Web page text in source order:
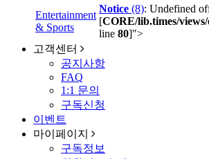
Entertainment
& Sports
Notice (8): Undefined
[CORE/lib.times/
line 80]">
고객센터
공지사항
FAQ
1:1 문의
구독신청
이벤트
마이페이지
구독정보